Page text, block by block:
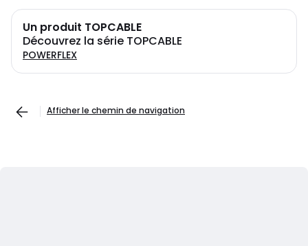
Un produit TOPCABLE
Découvrez la série TOPCABLE
POWERFLEX
Afficher le chemin de navigation